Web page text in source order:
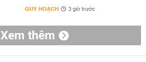
QUY HOẠCH 3 giờ trước
Xem thêm